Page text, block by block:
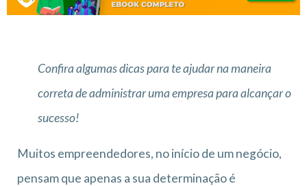
Confira algumas dicas para te ajudar na maneira
correta de administrar uma empresa para alcançar o
sucesso!
Muitos empreendedores, no início de um negócio,
pensam que apenas a sua determinação é